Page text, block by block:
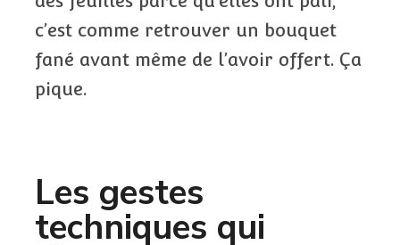
c’est comme retrouver un bouquet
fané avant même de l’avoir offert. Ça
pique.
Les gestes
techniques qui